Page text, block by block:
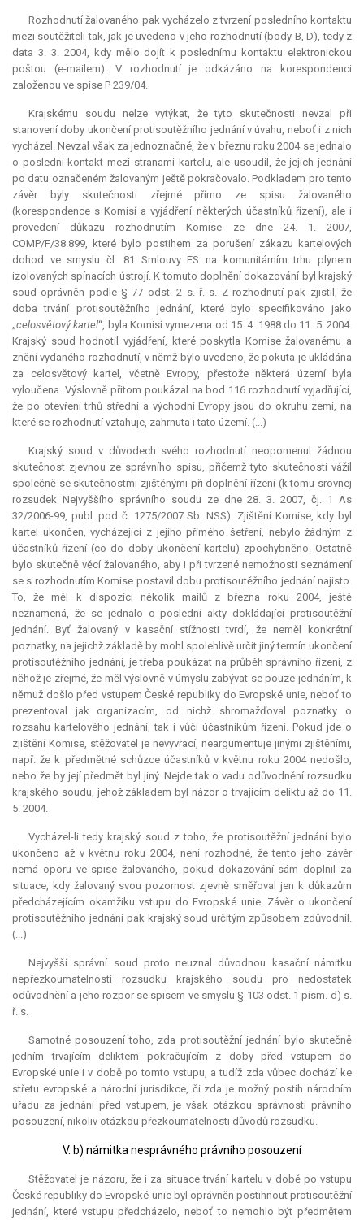
Rozhodnutí žalovaného pak vycházelo z tvrzení posledního kontaktu
mezi soutěžiteli tak, jak je uvedeno v jeho rozhodnutí (body B, D), tedy z
data 3. 3. 2004, kdy mělo dojít k poslednímu kontaktu elektronickou
poštou (e-mailem). V rozhodnutí je odkázáno na korespondenci
založenou ve spise P 239/04.
Krajskému soudu nelze vytýkat, že tyto skutečnosti nevzal při
stanovení doby ukončení protisoutěžního jednání v úvahu, neboť i z nich
vycházel. Nevzal však za jednoznačné, že v březnu roku 2004 se jednalo
o poslední kontakt mezi stranami kartelu, ale usoudil, že jejich jednání
po datu označeném žalovaným ještě pokračovalo. Podkladem pro tento
závěr byly skutečnosti zřejmé přímo ze spisu žalovaného
(korespondence s Komisí a vyjádření některých účastníků řízení), ale i
provedení důkazu rozhodnutím Komise ze dne 24. 1. 2007,
COMP/F/38.899, které bylo postihem za porušení zákazu kartelových
dohod ve smyslu čl. 81 Smlouvy ES na komunitárním trhu plynem
izolovaných spínacích ústrojí. K tomuto doplnění dokazování byl krajský
soud oprávněn podle § 77 odst. 2 s. ř. s. Z rozhodnutí pak zjistil, že
doba trvání protisoutěžního jednání, které bylo specifikováno jako
„celosvětovýkartel“, byla Komisí vymezena od 15. 4. 1988 do 11. 5. 2004.
Krajský soud hodnotil vyjádření, které poskytla Komise žalovanému a
znění vydaného rozhodnutí, v němž bylo uvedeno, že pokuta je ukládána
za celosvětový
kartel , včetně Evropy, přestože některá území byla
vyloučena. Výslovně přitom poukázal na bod 116 rozhodnutí vyjadřující,
že po otevření trhů střední a východní Evropy jsou do okruhu zemí, na
které se rozhodnutí vztahuje, zahrnuta i tato území. (...)
Krajský soud v důvodech svého rozhodnutí neopomenul žádnou
skutečnost zjevnou ze správního spisu, přičemž tyto skutečnosti vážil
společně se skutečnostmi zjištěnými při doplnění řízení (k tomu srovnej
rozsudek Nejvyššího správního soudu ze dne 28. 3. 2007, čj. 1 As
32/2006-99, publ. pod č. 1275/2007 Sb. NSS). Zjištění Komise, kdy byl
kartel ukončen, vycházející z jejího přímého šetření, nebylo žádným z
účastníků řízení (co do doby ukončení kartelu) zpochybněno. Ostatně
bylo skutečně věcí žalovaného, aby i při tvrzené nemožnosti seznámení
se s rozhodnutím Komise postavil dobu protisoutěžního jednání najisto.
To, že měl k dispozici několik mailů z března roku 2004, ještě
neznamená, že se jednalo o poslední akty dokládající protisoutěžní
jednání. Byť žalovaný v kasační stížnosti tvrdí, že neměl konkrétní
poznatky, na jejichž základě by mohl spolehlivě určit jiný termín ukončení
protisoutěžního jednání, je třeba poukázat na průběh správního řízení, z
něhož je zřejmé, že měl výslovně v úmyslu zabývat se pouze jednáním, k
němuž došlo před vstupem České republiky do Evropské unie, neboť to
prezentoval jak organizacím, od nichž shromažďoval poznatky o
rozsahu kartelového jednání, tak i vůči účastníkům řízení. Pokud jde o
zjištění Komise, stěžovatel je nevyvrací, neargumentuje jinými zjištěními,
např. že k předmětné schůzce účastníků v květnu roku 2004 nedošlo,
nebo že by její předmět byl jiný. Nejde tak o vadu odůvodnění rozsudku
krajského soudu, jehož základem byl názor o trvajícím deliktu až do 11.
5. 2004.
Vycházel-li tedy krajský soud z toho, že protisoutěžní jednání bylo
ukončeno až v květnu roku 2004, není rozhodné, že tento jeho závěr
nemá oporu ve spise žalovaného, pokud dokazování sám doplnil za
situace, kdy žalovaný svou pozornost zjevně směřoval jen k důkazům
předcházejícím okamžiku vstupu do Evropské unie. Závěr o ukončení
protisoutěžního jednání pak krajský soud určitým způsobem zdůvodnil.
(...)
Nejvyšší správní soud proto neuznal důvodnou kasační námitku
nepřezkoumatelnosti rozsudku krajského soudu pro nedostatek
odůvodnění a jeho rozpor se spisem ve smyslu § 103 odst. 1 písm. d) s.
ř. s.
Samotné posouzení toho, zda protisoutěžní jednání bylo skutečně
jedním trvajícím deliktem pokračujícím z doby před vstupem do
Evropské unie i v době po tomto vstupu, a tudíž zda vůbec dochází ke
střetu evropské a národní jurisdikce, či zda je možný postih národním
úřadu za jednání před vstupem, je však otázkou správnosti právního
posouzení, nikoliv otázkou přezkoumatelnosti důvodů rozsudku.
V. b) námitka nesprávného právního posouzení
Stěžovatel je názoru, že i za situace trvání kartelu v době po vstupu
České republiky do Evropské unie byl oprávněn postihnout protisoutěžní
jednání, které vstupu předcházelo, neboť to nemohlo být předmětem